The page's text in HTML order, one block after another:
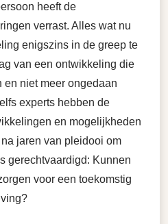
heeft de
verrast. Alles wat nu
enigszins in de greep te
van een ontwikkeling die
niet meer ongedaan
experts hebben de
en mogelijkheden
jaren van pleidooi om
gerechtvaardigd: Kunnen
voor een toekomstig